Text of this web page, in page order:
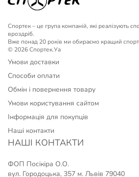
Спортек – це група компаній, які реалізують
вроздріб.
Вже понад 20 років ми обираємо кращий
© 2026 Спортек.Уа
Умови доставки
Способи оплати
Обмін і повернення товару
Умови користування сайтом
Інформація для покупців
Наші контакти
НАШІ КОНТАКТИ
ФОП Посікіра О.О.
вул. Городоцька, 357 м. Львів 79040